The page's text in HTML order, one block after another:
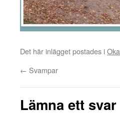
Det här inlägget postades i
← Svampar
Lämna ett svar